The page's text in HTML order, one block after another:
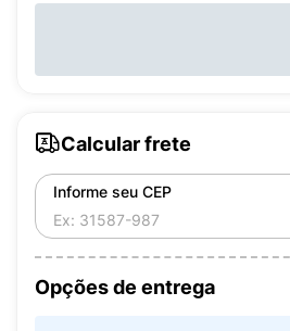
Calcular frete
Informe seu CEP
Opções de entrega